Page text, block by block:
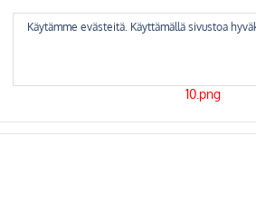
Käytämme evästeitä. Käyttämällä sivustoa